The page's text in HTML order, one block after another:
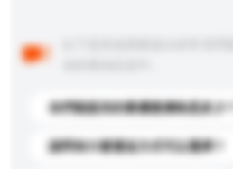
你們能提供的最優惠價格是多少？
請問有什麼運送方式可以選擇？